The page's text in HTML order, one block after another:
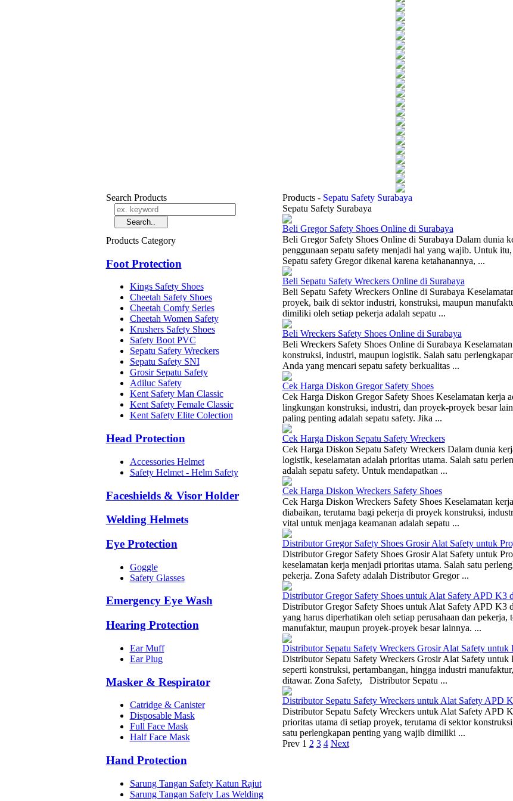
Search Products
Products Category
Foot Protection
Kings Safety Shoes
Cheetah Safety Shoes
Cheetah Comfy Series
Cheetah Women Safety
Krushers Safety Shoes
Safety Boot PVC
Sepatu Safety Wreckers
Sepatu Safety SNI
Grosir Sepatu Safety
Adiluc Safety
Kent Safety Man Classic
Kent Safety Female Classic
Kent Safety Elite Colection
Head Protection
Accessories Helmet
Safety Helmet - Helm Safety
Faceshields & Visor Holder
Welding Helmets
Eye Protection
Goggle
Safety Glasses
Emergency Eye Wash
Hearing Protection
Ear Muff
Ear Plug
Masker & Respirator
Catridge & Canister
Disposable Mask
Full Face Mask
Half Face Mask
Hand Protection
Sarung Tangan Safety Katun Rajut
Sarung Tangan Safety Las Welding
Products - Sepatu Safety Surabaya
Sepatu Safety Surabaya
Beli Gregor Safety Shoes Online di Surabaya
Beli Gregor Safety Shoes Online di Surabaya Dalam dunia
penggunaan sepatu safety menjadi hal yang wajib. Untuk
Sepatu safety Gregor dikenal karena ketahanannya, ...
Beli Sepatu Safety Wreckers Online di Surabaya
Beli Sepatu Safety Wreckers Online di Surabaya
proyek, baik di sektor industri, konstruksi, maupun
dimiliki oleh setiap pekerja adalah sepatu ...
Beli Wreckers Safety Shoes Online di Surabaya
Beli Wreckers Safety Shoes Online di Surabaya
konstruksi, industri, maupun logistik. Salah satu
Anda yang mencari sepatu safety berkualitas ...
Cek Harga Diskon Gregor Safety Shoes
Cek Harga Diskon Gregor Safety Shoes Keselamatan kerja
lingkungan konstruksi, industri, dan proyek-proyek besar
paling penting adalah sepatu safety. Jika ...
Cek Harga Diskon Sepatu Safety Wreckers
Cek Harga Diskon Sepatu Safety Wreckers Dalam dunia
logistik, keselamatan adalah prioritas utama. Salah satu
adalah sepatu safety. Untuk mendapatkan ...
Cek Harga Diskon Wreckers Safety Shoes
Cek Harga Diskon Wreckers Safety Shoes Keselamatan
diabaikan, terutama bagi pekerja di proyek konstruksi,
vital untuk menjaga keamanan adalah sepatu ...
Distributor Gregor Safety Shoes Grosir Alat Safety untuk
Distributor Gregor Safety Shoes Grosir Alat Safety untuk
keselamatan kerja menjadi prioritas utama. Salah satu
pekerja. Zona Safety adalah Distributor Gregor ...
Distributor Gregor Safety Shoes untuk Alat Safety APD K3
Distributor Gregor Safety Shoes untuk Alat Safety APD K3
yang harus diperhatikan oleh setiap perusahaan dan
manufaktur, maupun proyek-proyek besar lainnya. ...
Distributor Sepatu Safety Wreckers Grosir Alat Safety untuk
Distributor Sepatu Safety Wreckers Grosir Alat Safety
seperti konstruksi, pertambangan, hingga industri
ditawar. Zona Safety, Distributor Sepatu ...
Distributor Sepatu Safety Wreckers untuk Alat Safety APD
Distributor Sepatu Safety Wreckers untuk Alat Safety APD
prioritas utama di setiap proyek, terutama di sektor
satu perlengkapan penting yang wajib dimiliki ...
Prev 1 2 3 4 Next